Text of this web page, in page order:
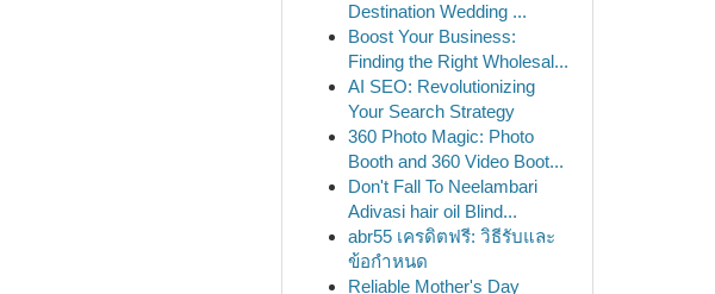
Destination Wedding ...
Boost Your Business:
Finding the Right Wholesal...
AI SEO: Revolutionizing
Your Search Strategy
360 Photo Magic: Photo
Booth and 360 Video Boot...
Don't Fall To Neelambari
Adivasi hair oil Blind...
abr55 เครดิตฟรี: วิธีรับและ
ข้อกำหนด
Reliable Mother's Day